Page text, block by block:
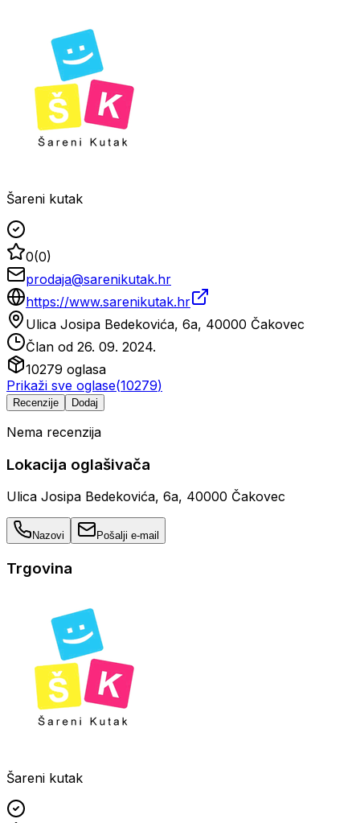
Šareni kutak
0(0)
prodaja@sarenikutak.hr
https://www.sarenikutak.hr
Ulica Josipa Bedekovića, 6a, 40000 Čakovec
Član od 26. 09. 2024.
10279 oglasa
Prikaži sve oglase(10279)
Recenzije Dodaj
Nema recenzija
Lokacija oglašivača
Ulica Josipa Bedekovića, 6a, 40000 Čakovec
Nazovi Pošalji e-mail
Trgovina
Šareni kutak